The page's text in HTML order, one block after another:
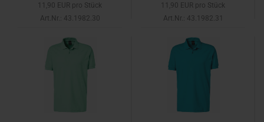
11,90 EUR pro Stück
Art.Nr.: 43.1982.30
11,90 EUR pro Stück
Art.Nr.: 43.1982.31